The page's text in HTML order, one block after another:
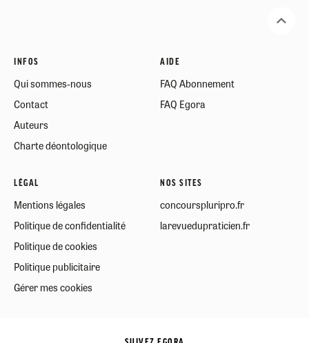
INFOS
Qui sommes-nous
Contact
Auteurs
Charte déontologique
AIDE
FAQ Abonnement
FAQ Egora
LÉGAL
Mentions légales
Politique de confidentialité
Politique de cookies
Politique publicitaire
Gérer mes cookies
NOS SITES
concourspluripro.fr
larevuedupraticien.fr